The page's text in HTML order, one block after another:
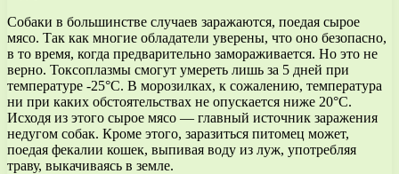
Собаки в большинстве случаев заражаются, поедая сырое
мясо. Так как многие обладатели уверены, что оно безопасно,
в то время, когда предварительно замораживается. Но это не
верно. Токсоплазмы смогут умереть лишь за 5 дней при
температуре -25°C. В морозилках, к сожалению, температура
ни при каких обстоятельствах не опускается ниже 20°C.
Исходя из этого сырое мясо — главный источник заражения
недугом собак. Кроме этого, заразиться питомец может,
поедая фекалии кошек, выпивая воду из луж, употребляя
траву, выкачиваясь в земле.